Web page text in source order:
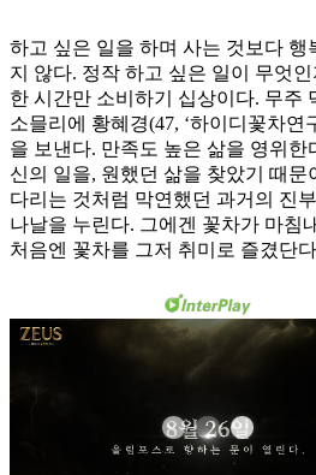
하고 싶은 일을 하며 사는 것보다 행
지 않다. 정작 하고 싶은 일이 무엇
한 시간만 소비하기 십상이다. 무주
소믈리에 황혜경(47, ‘하이디꽃차연
을 보낸다. 만족도 높은 삶을 영위
신의 일을, 원했던 삶을 찾았기 때문
다리는 것처럼 막연했던 과거의 진
나날을 누린다. 그에겐 꽃차가 마침
처음엔 꽃차를 그저 취미로 즐겼단